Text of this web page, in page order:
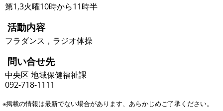
第1,3火曜10時から11時半
活動内容
フラダンス，ラジオ体操
問い合せ先
中央区 地域保健福祉課
092-718-1111
※掲載の情報は最新でない場合があります、あらかじめご了承ください。